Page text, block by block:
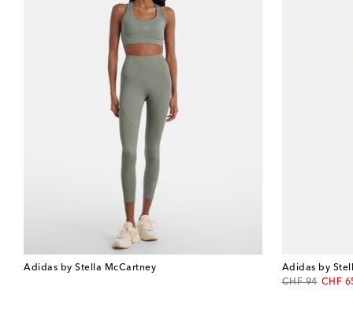
Adidas by Stella McCartney
Adidas by
CHF 94
original price
CHF